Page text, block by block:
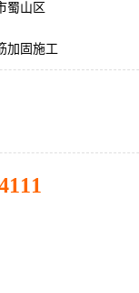
蜀山区
加固施工